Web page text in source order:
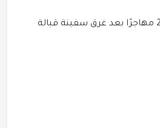
الهجرة الدولية: فقدان 28 مهاجرًا بعد غرق سفينة قبالة